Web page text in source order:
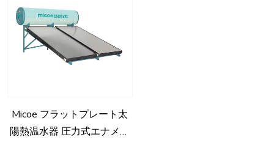
Micoe フラットプレート太
陽熱温水器 圧力式エナメル